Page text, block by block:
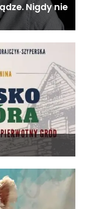
Nigdy nie